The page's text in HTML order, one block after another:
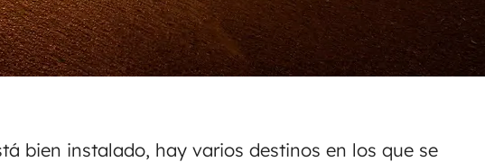
bien instalado, hay varios destinos en los que se